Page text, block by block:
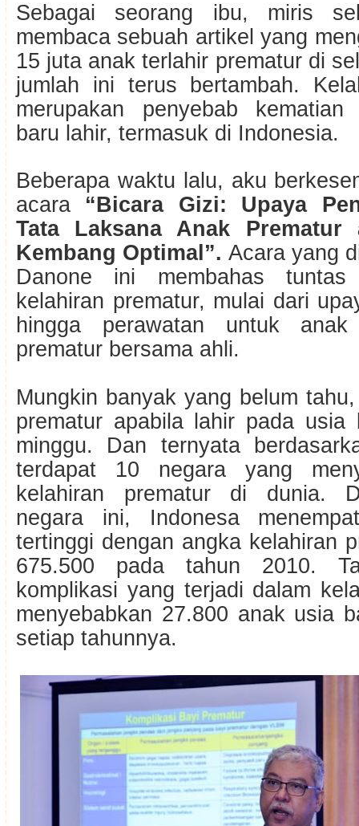
Sebagai seorang ibu, miris
membaca sebuah artikel yang
15 juta anak terlahir prematur di
jumlah ini terus bertambah.
merupakan penyebab
baru lahir, termasuk di Indonesia.
Beberapa waktu lalu, aku
acara “Bicara Gizi: Upaya
Tata Laksana Anak Prematur
Kembang Optimal”. Acara yang
Danone ini membahas tuntas
kelahiran prematur, mulai dari
hingga perawatan untuk
prematur bersama ahli.
Mungkin banyak yang belum
prematur apabila lahir pada usia
minggu. Dan ternyata
terdapat 10 negara yang
kelahiran prematur di dunia.
negara ini, Indonesa
tertinggi dengan angka kelahiran
675.500 pada tahun 2010.
komplikasi yang terjadi dalam
menyebabkan 27.800 anak usia
setiap tahunnya.